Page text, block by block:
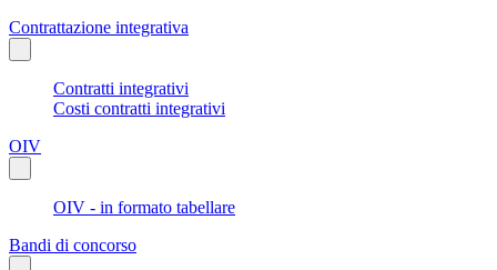
Contrattazione integrativa
Contratti integrativi
Costi contratti integrativi
OIV
OIV - in formato tabellare
Bandi di concorso